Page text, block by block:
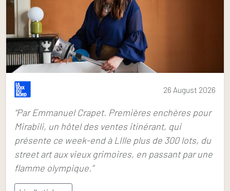
26 August 2026
“Par Emmanuel Crapet. Premières enchères pour
Mirabili, un hôtel des ventes itinérant, qui
présente ce week-end à LIlle plus de 300 lots, du
street art aux vieux grimoires, en passant par une
flamme olympique.”